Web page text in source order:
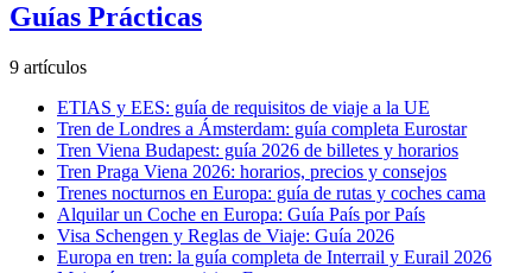
Guías Prácticas
9 artículos
ETIAS y EES: guía de requisitos de viaje a la UE
Tren de Londres a Ámsterdam: guía completa Eurostar
Tren Viena Budapest: guía 2026 de billetes y horarios
Tren Praga Viena 2026: horarios, precios y consejos
Trenes nocturnos en Europa: guía de rutas y coches cama
Alquilar un Coche en Europa: Guía País por País
Visa Schengen y Reglas de Viaje: Guía 2026
Europa en tren: la guía completa de Interrail y Eurail 2026